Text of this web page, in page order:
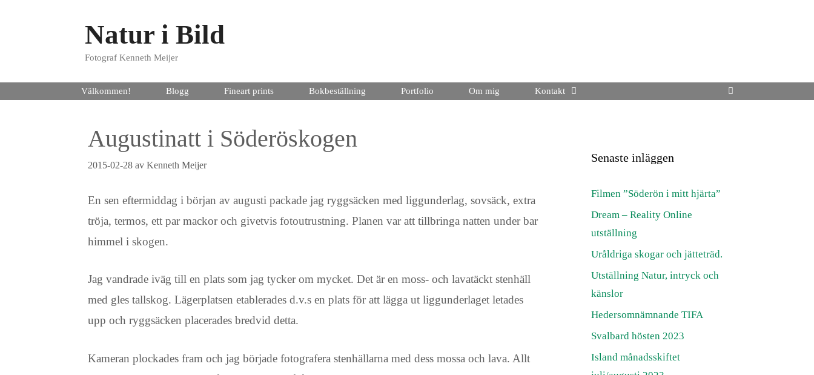
Natur i Bild
Fotograf Kenneth Meijer
Välkommen! Blogg Fineart prints Bokbeställning Portfolio Om mig Kontakt
Augustinatt i Söderöskogen
2015-02-28 av Kenneth Meijer
En sen eftermiddag i början av augusti packade jag ryggsäcken med liggunderlag, sovsäck, extra
tröja, termos, ett par mackor och givetvis fotoutrustning. Planen var att tillbringa natten under bar
himmel i skogen.
Jag vandrade iväg till en plats som jag tycker om mycket. Det är en moss- och lavatäckt stenhäll
med gles tallskog. Lägerplatsen etablerades d.v.s en plats för att lägga ut liggunderlaget letades
upp och ryggsäcken placerades bredvid detta.
Kameran plockades fram och jag började fotografera stenhällarna med dess mossa och lava. Allt
Senaste inläggen
Filmen ”Söderön i mitt hjärta”
Dream – Reality Online
utställning
Uråldriga skogar och jätteträd.
Utställning Natur, intryck och
känslor
Hedersomnämnande TIFA
Svalbard hösten 2023
Island månadsskiftet